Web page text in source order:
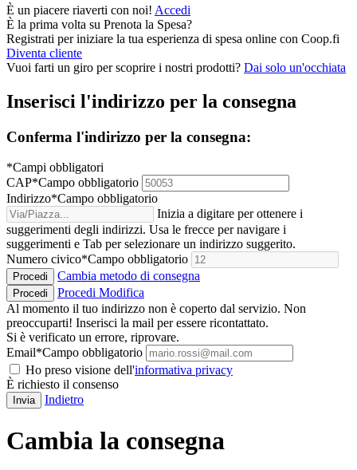
È un piacere riaverti con noi! Accedi
È la prima volta su Prenota la Spesa?
Registrati per iniziare la tua esperienza di spesa online con Coop.fi
Diventa cliente
Vuoi farti un giro per scoprire i nostri prodotti? Dai solo un'occhiata
Inserisci l'indirizzo per la consegna
Conferma l'indirizzo per la consegna:
*Campi obbligatori
CAP*Campo obbligatorio
Indirizzo*Campo obbligatorio
Inizia a digitare per ottenere i
suggerimenti degli indirizzi. Usa le frecce per navigare i
suggerimenti e Tab per selezionare un indirizzo suggerito.
Numero civico*Campo obbligatorio
Procedi Cambia metodo di consegna
Procedi Procedi Modifica
Al momento il tuo indirizzo non è coperto dal servizio. Non
preoccuparti! Inserisci la mail per essere ricontattato.
Si è verificato un errore, riprovare.
Email*Campo obbligatorio
Ho preso visione dell'informativa privacy
È richiesto il consenso
Invia Indietro
Cambia la consegna